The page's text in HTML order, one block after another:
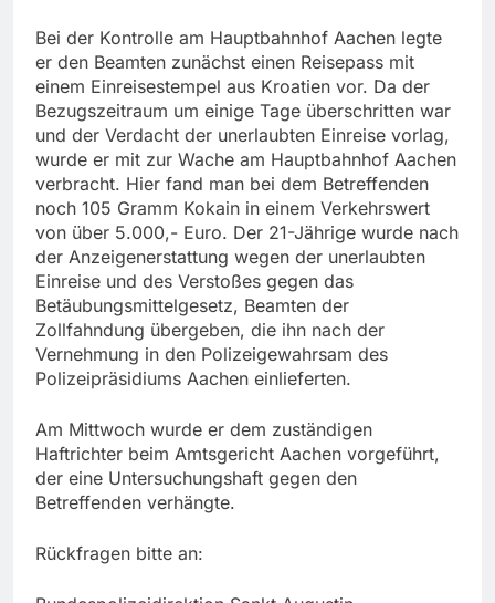
Bei der Kontrolle am Hauptbahnhof Aachen legte
er den Beamten zunächst einen Reisepass mit
einem Einreisestempel aus Kroatien vor. Da der
Bezugszeitraum um einige Tage überschritten war
und der Verdacht der unerlaubten Einreise vorlag,
wurde er mit zur Wache am Hauptbahnhof Aachen
verbracht. Hier fand man bei dem Betreffenden
noch 105 Gramm Kokain in einem Verkehrswert
von über 5.000,- Euro. Der 21-Jährige wurde nach
der Anzeigenerstattung wegen der unerlaubten
Einreise und des Verstoßes gegen das
Betäubungsmittelgesetz, Beamten der
Zollfahndung übergeben, die ihn nach der
Vernehmung in den Polizeigewahrsam des
Polizeipräsidiums Aachen einlieferten.
Am Mittwoch wurde er dem zuständigen
Haftrichter beim Amtsgericht Aachen vorgeführt,
der eine Untersuchungshaft gegen den
Betreffenden verhängte.
Rückfragen bitte an: